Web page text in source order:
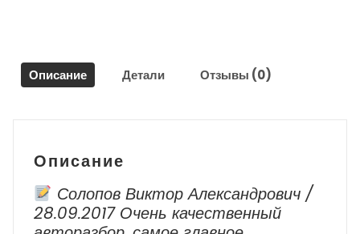
Touareg
2010
Описание Детали Отзывы (0)
Описание
Солопов Виктор Александрович /
28.09.2017 Очень качественный